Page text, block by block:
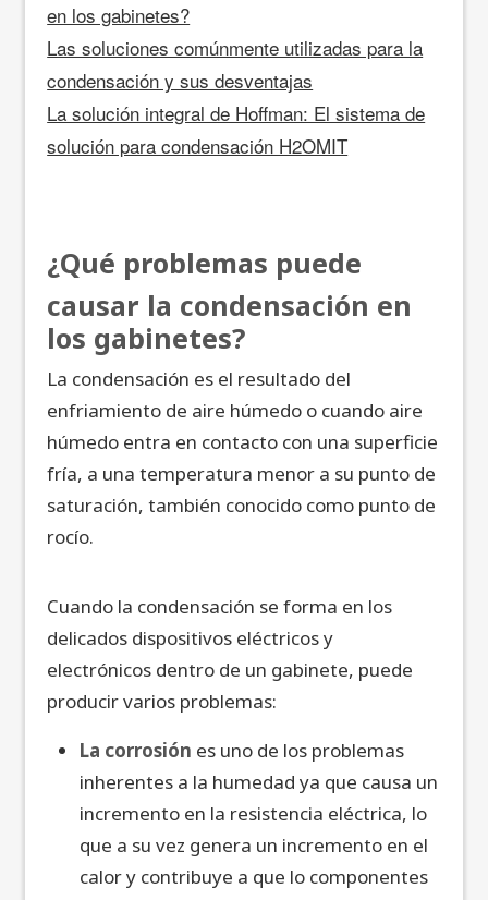
en los gabinetes?
Las soluciones comúnmente utilizadas para la
condensación y sus desventajas
La solución integral de Hoffman: El sistema de
solución para condensación H2OMIT
¿Qué problemas puede
causar la condensación en
los gabinetes?
La condensación es el resultado del
enfriamiento de aire húmedo o cuando aire
húmedo entra en contacto con una superficie
fría, a una temperatura menor a su punto de
saturación, también conocido como punto de
rocío.
Cuando la condensación se forma en los
delicados dispositivos eléctricos y
electrónicos dentro de un gabinete, puede
producir varios problemas:
La corrosión es uno de los problemas
inherentes a la humedad ya que causa un
incremento en la resistencia eléctrica, lo
que a su vez genera un incremento en el
calor y contribuye a que lo componentes